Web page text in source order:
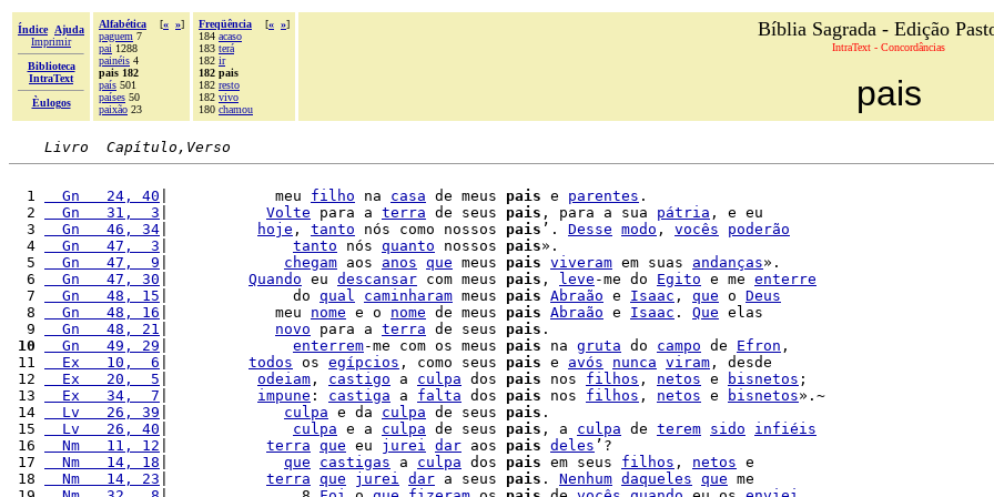
Índice
Ajuda
Imprimir
Biblioteca
IntraText
Èulogos
Alfabética [« »]
paguem 7
pai 1288
painéis 4
pais 182
país 501
países 50
paixão 23
Freqüência [« »]
184 acaso
183 terá
182 ir
182 pais
182 resto
182 vivo
180 chamou
Bíblia Sagrada - Edição
IntraText - Concordâncias
pais
Livro  Capítulo,Verso
  1
  Gn   24, 40
|            meu filho na casa de meus pais e parentes .
  2
  Gn   31,  3
Volte para a terra de seus pais , para a sua pátria , e eu
  3
  Gn   46, 34
hoje , tanto nós como nossos pais ’. Desse modo , vocês
poderão
  4
  Gn   47,  3
tanto nós quanto nossos pais».
  5
  Gn   47,  9
chegam aos anos que meus pais viveram em suas andanças».
  6
  Gn   47, 30
Quando eu descansar com meus pais , leve -me do Egito e me enterre
  7
  Gn   48, 15
|              do qual caminharam meus pais Abraão e Isaac , que o Deus
  8
  Gn   48, 16
|            meu nome e o nome de meus pais Abraão e Isaac . Que elas
  9
  Gn   48, 21
novo para a terra de seus pais
10
  Gn   49, 29
enterrem-me com os meus pais na gruta do campo de Efron ,
11
  Ex   10,  6
todos os egípcios , como seus pais e avós nunca viram , desde
12
  Ex   20,  5
odeiam , castigo a culpa dos pais nos filhos , netos e bisnetos ;
13
  Ex   34,  7
impune : castiga a falta dos pais nos filhos , netos e bisnetos».~
14
  Lv   26, 39
culpa e da culpa de seus pais .
15
  Lv   26, 40
culpa e a culpa de seus pais , a culpa de terem sido
infiéis
16
  Nm   11, 12
terra que eu jurei dar aos pais deles ’?
17
  Nm   14, 18
que castigas a culpa dos pais em seus filhos , netos e
18
  Nm   14, 23
terra que jurei dar a seus pais . Nenhum daqueles que me